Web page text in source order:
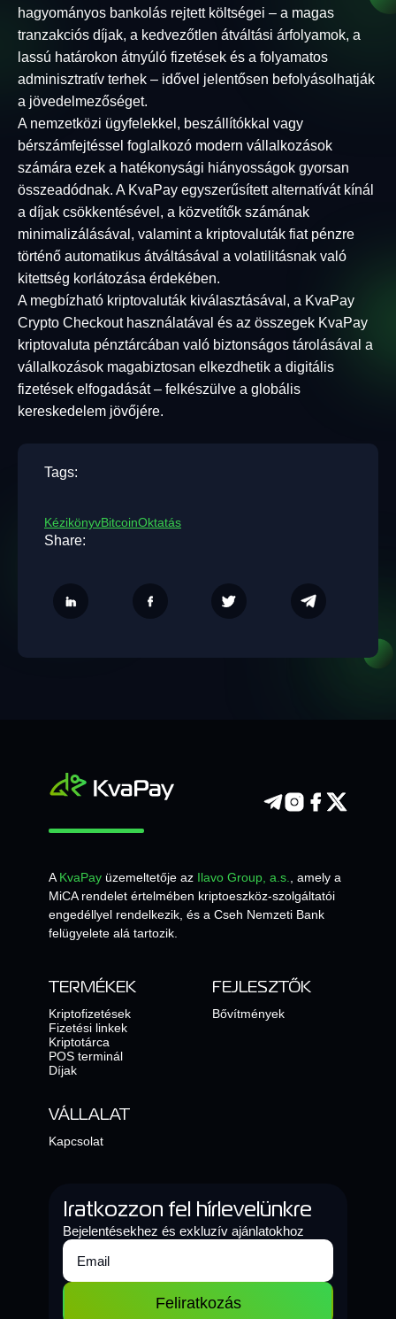
hagyományos bankolás rejtett költségei – a magas
tranzakciós díjak, a kedvezőtlen átváltási árfolyamok, a
lassú határokon átnyúló fizetések és a folyamatos
adminisztratív terhek – idővel jelentősen befolyásolhatják
a jövedelmezőséget.
A nemzetközi ügyfelekkel, beszállítókkal vagy
bérszámfejtéssel foglalkozó modern vállalkozások
számára ezek a hatékonysági hiányosságok gyorsan
összeadódnak. A KvaPay egyszerűsített alternatívát kínál
a díjak csökkentésével, a közvetítők számának
minimalizálásával, valamint a kriptovaluták fiat pénzre
történő automatikus átváltásával a volatilitásnak való
kitettség korlátozása érdekében.
A megbízható kriptovaluták kiválasztásával, a KvaPay
Crypto Checkout használatával és az összegek KvaPay
kriptovaluta pénztárcában való biztonságos tárolásával a
vállalkozások magabiztosan elkezdhetik a digitális
fizetések elfogadását – felkészülve a globális
kereskedelem jövőjére.
Tags:
KézikönyvBitcoinOktatás
Share:
A KvaPay üzemeltetője az Ilavo Group, a.s.
, amely a
MiCA rendelet értelmében kriptoeszköz-szolgáltatói
engedéllyel rendelkezik, és a Cseh Nemzeti Bank
felügyelete alá tartozik.
TERMÉKEK
Kriptofizetések
Fizetési linkek
Kriptotárca
POS terminál
Díjak
FEJLESZTŐK
Bővítmények
VÁLLALAT
Kapcsolat
Iratkozzon fel hírlevelünkre
Bejelentésekhez és exkluzív ajánlatokhoz
Feliratkozás